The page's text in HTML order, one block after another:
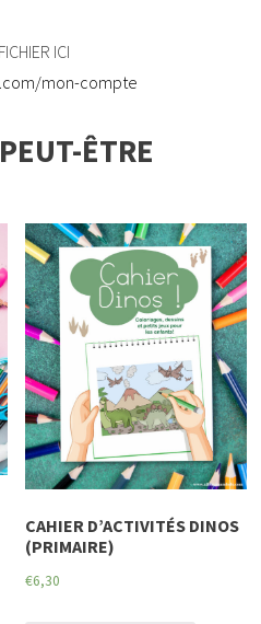
ICI
mon-compte
ÊTRE
CAHIER D’ACTIVITÉS DINOS
(PRIMAIRE)
€6,30